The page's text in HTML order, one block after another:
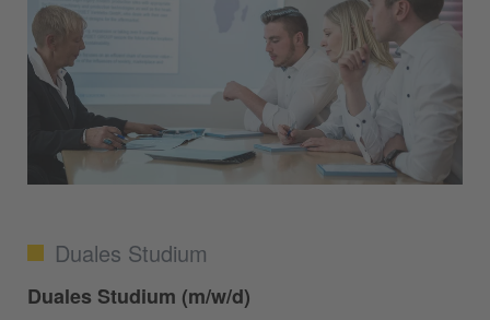
Duales Studium
Duales Studium (m/w/d)